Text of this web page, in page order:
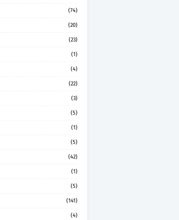
(74)
(20)
(23)
(1)
(4)
(22)
(3)
(5)
(1)
(5)
(42)
(1)
(5)
(141)
(4)